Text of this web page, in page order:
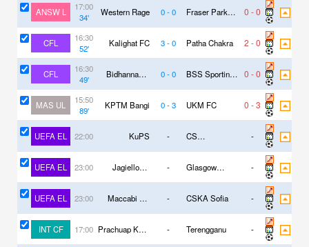
ANSW L
17:00
34'
Western Rage 0-0
Fraser Park
0 -0
CFL
16:30
52'
Kalighat FC 3-0 Patha Chakra 2 -0
CFL
16:30
49'
Bidhannagar
0-0
BSS Sporting
0 -0
MAS UL
15:50
89'
KPTM Bangi 0-3 UKM FC 0 -3
UEFA EL 22:00 KuPS -
CS
-
UEFA EL 23:00
Jagiellonia
-
Glasgow
-
UEFA EL 23:00
Maccabi Tel
- CSKA Sofia -
INT CF 17:00 Prachuap Khiri
- Terengganu -